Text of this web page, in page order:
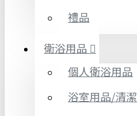
禮品
衛浴用品
個人衛浴用品
浴室用品/清潔